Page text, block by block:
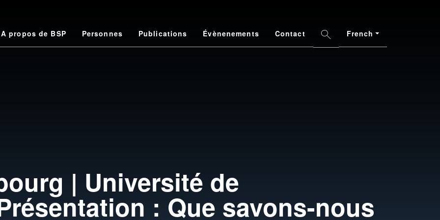
A propos de BSP Personnes Publications Évènenements Contact SearchFrench
| Université de
: Que savons-nous